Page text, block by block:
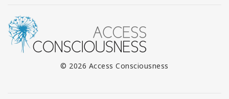
© 2026 Access Consciousness